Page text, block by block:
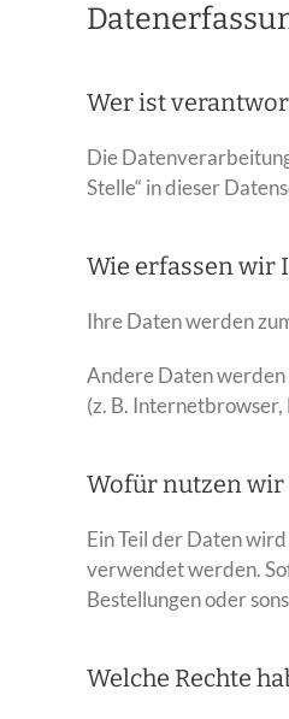
Wer ist
Die
Stelle“ in dieser
Wie erfassen wir
Ihre Daten werden
Andere Daten werden
(z. B.
Wofür nutzen wir
Ein Teil der Daten
verwendet werden.
Bestellungen oder
Welche Rechte